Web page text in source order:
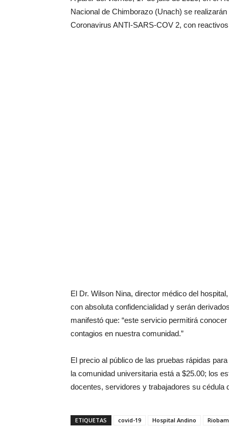
Nacional de Chimborazo (Unach) se
Coronavirus ANTI-SARS-COV 2, con
El Dr. Wilson Nina, director médico del
con absoluta confidencialidad y serán
manifestó que: “este servicio permitirá
contagios en nuestra comunidad.”
El precio al público de las pruebas rápidas
la comunidad universitaria está a $25.00; los
docentes, servidores y trabajadores su cédula
ETIQUETAS covid-19 Hospital Andino